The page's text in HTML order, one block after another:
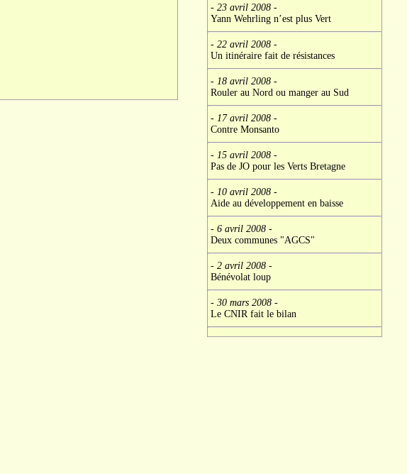
- 23 avril 2008-
Yann Wehrling n’est plus Vert
- 22 avril 2008-
Un itinéraire fait de résistances
- 18 avril 2008-
Rouler au Nord ou manger au Sud
- 17 avril 2008-
Contre Monsanto
- 15 avril 2008-
Pas de JO pour les Verts Bretagne
- 10 avril 2008-
Aide au développement en baisse
- 6 avril 2008-
Deux communes "AGCS"
- 2 avril 2008-
Bénévolat loup
- 30 mars 2008-
Le CNIR fait le bilan